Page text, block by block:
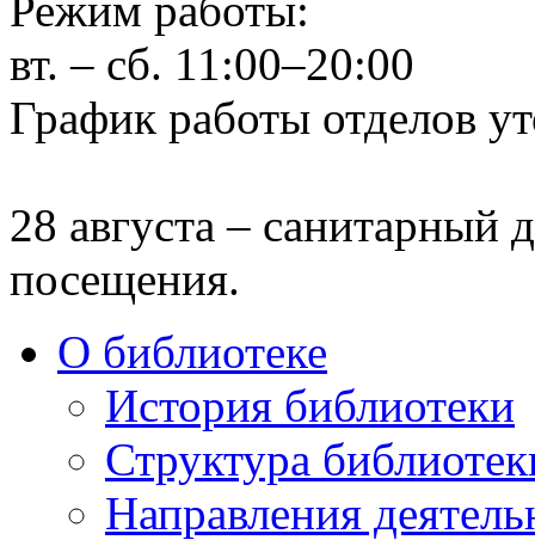
вт. – сб. 11:00–20:00
График работы отделов
28 августа – санитарный
посещения.
О библиотеке
История библиотеки
Структура
Направления